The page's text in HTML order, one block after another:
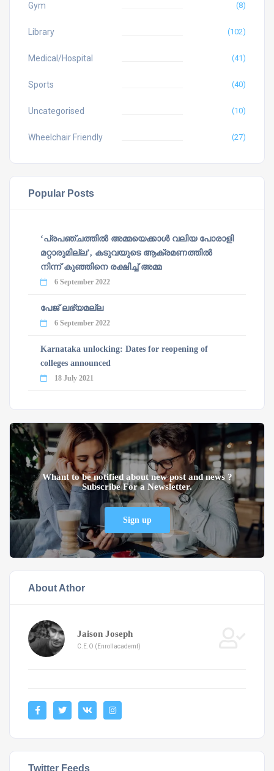
Gym (8)
Library (102)
Medical/Hospital (41)
Sports (40)
Uncategorised (10)
Wheelchair Friendly (27)
Popular Posts
‘പ്രപഞ്ചത്തില്‍ അമ്മയെക്കാള്‍ വലിയ പോരാളി
മറ്റാരുമില്ല’, കടുവയുടെ ആക്രമണത്തില്‍
നിന്ന് കുഞ്ഞിനെ രക്ഷിച്ച് അമ്മ
6 September 2022
പേജ് ലഭ്യമല്ല
6 September 2022
Karnataka unlocking: Dates for reopening of
colleges announced
18 July 2021
Whant to be notified about new post and news ?
Subscribe For a Newsletter.
Sign up
About Athor
Jaison Joseph
C.E.O (Enrollacademt)
Twitter Feeds